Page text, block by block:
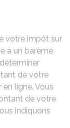
votre impôt sur
à un barème
de votre
ligne. Vous
de votre
indiquons